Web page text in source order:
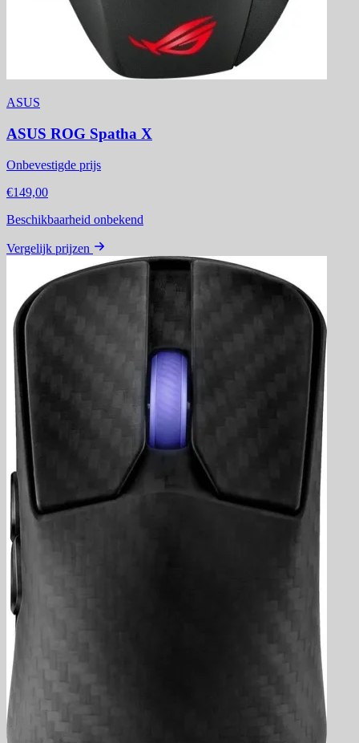
ASUS
ASUS ROG Spatha X
Onbevestigde prijs
€149,00
Beschikbaarheid onbekend
Vergelijk prijzen